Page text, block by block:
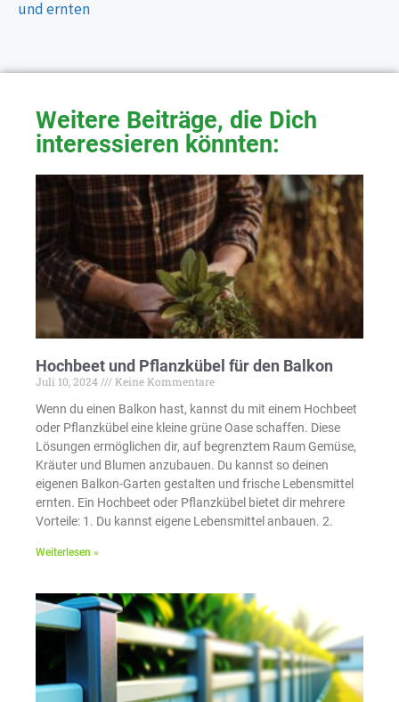
und ernten
Weitere Beiträge, die Dich
interessieren könnten:
Hochbeet und Pflanzkübel für den Balkon
Juli 10, 2024
Keine Kommentare
Wenn du einen Balkon hast, kannst du mit einem Hochbeet
oder Pflanzkübel eine kleine grüne Oase schaffen. Diese
Lösungen ermöglichen dir, auf begrenztem Raum Gemüse,
Kräuter und Blumen anzubauen. Du kannst so deinen
eigenen Balkon-Garten gestalten und frische Lebensmittel
ernten. Ein Hochbeet oder Pflanzkübel bietet dir mehrere
Vorteile: 1. Du kannst eigene Lebensmittel anbauen. 2.
Weiterlesen »